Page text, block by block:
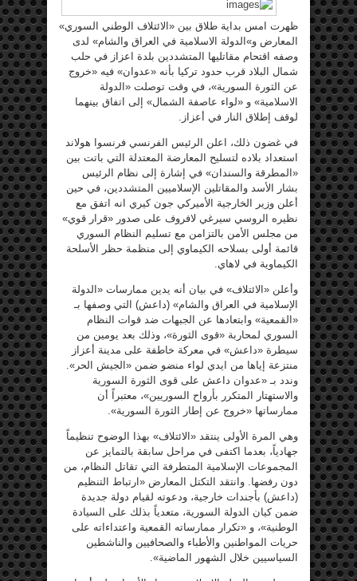
ظهرت امس بداية طلاق بين «الائتلاف الوطني السوري»
المعارض و»الدولة الاسلامية في العراق والشام» لدى
وصفه اقتحام مقاتليها المتشددين بلدة اعزاز في حلب
شمال البلاد قرب حدود تركيا بأنه «عدوان» فيه «خروج
عن الثورة السورية»، في وقت توصلت «الدولة
الاسلامية» و «لواء عاصفة الشمال» إلى اتفاق بينهما
لوقف إطلاق النار في أعزاز.
في غضون ذلك، اعلن الرئيس الفرنسي فرنسوا هولاند
استعداد بلاده لتسليح المعارضة المعتدلة التي باتت بين
«المطرقة والسندان» في إشارة إلى نظام الرئيس
بشار الأسد والمقاتلين الإسلاميين المتشددين، في حين
أعلن وزير الخارجية الأميركي جون كيري انه اتفق مع
نظيره الروسي سيرغي لافروف على صدور «قرار قوي»
من مجلس الأمن بالتزامن مع تسليم النظام السوري
قائمة أولى بسلاحه الكيماوي إلى منظمة حظر الأسلحة
الكيماوية في لاهاي.
وأعلن «الائتلاف» في بيان أنه يدين ممارسات «الدولة
الإسلامية في العراق والشام» (داعش) التي وصفها بـ
«القمعية» وابتعادها عن الجبهات ضد قوات النظام
السوري لمحاربة «قوى الثورة»، وذلك بعد يومين من
سيطرة «داعش» في معركة خاطفة على مدينة أعزاز
منتزعة إياها من ايدي لواء منضو ضمن «الجيش الحر».
وندد بـ «عدوان داعش على قوى الثورة السورية
والاستهتار المتكرر بأرواح السوريين»، معتبراً أن
ممارساتها «خروج عن إطار الثورة السورية».
وهي المرة الأولى ينتقد «الائتلاف» بهذا الوضوح تنظيماً
جهادياً، بعدما اكتفى في مراحل سابقة بالتمايز عن
المجموعات الإسلامية المتطرفة التي تقاتل النظام، من
دون رفضها. وانتقد التكتل المعارض «ارتباط التنظيم
(داعش) بأجندات خارجية، ودعوته لقيام دولة جديدة
ضمن كيان الدولة السورية، متعدياً بذلك على السيادة
الوطنية»، و «تكرار ممارساته القمعية واعتداءاته على
حريات المواطنين والأطباء والصحافيين والناشطين
السياسيين خلال الشهور الماضية».